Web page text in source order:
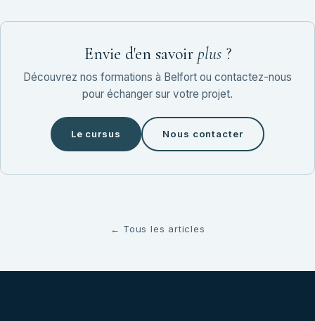
Envie d'en savoir plus?
Découvrez nos formations à Belfort ou contactez-nous
pour échanger sur votre projet.
Le cursus Nous contacter
← Tous les articles